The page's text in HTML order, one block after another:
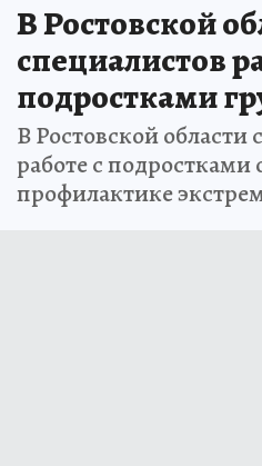
В Ростовской
специалистов
подростками
В Ростовской области
работе с подростками
профилактике